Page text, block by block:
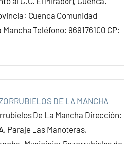
Cuenca Comunidad
Teléfono: 969176100 CP:
DE LA MANCHA
De La Mancha Dirección:
Paraje Las Manoteras,